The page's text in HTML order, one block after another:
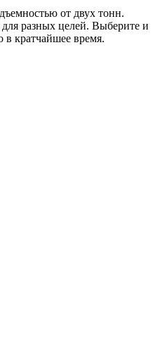
от двух тонн.
разных целей. Выберите и
в кратчайшее время.